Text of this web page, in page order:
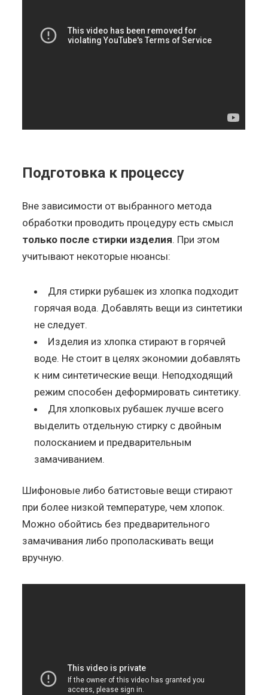
Подготовка к процессу
Вне зависимости от выбранного метода
обработки проводить процедуру есть смысл
только после стирки изделия. При этом
учитывают некоторые нюансы:
Для стирки рубашек из хлопка подходит
горячая вода. Добавлять вещи из синтетики
не следует.
Изделия из хлопка стирают в горячей
воде. Не стоит в целях экономии добавлять
к ним синтетические вещи. Неподходящий
режим способен деформировать синтетику.
Для хлопковых рубашек лучше всего
выделить отдельную стирку с двойным
полосканием и предварительным
замачиванием.
Шифоновые либо батистовые вещи стирают
при более низкой температуре, чем хлопок.
Можно обойтись без предварительного
замачивания либо прополаскивать вещи
вручную.